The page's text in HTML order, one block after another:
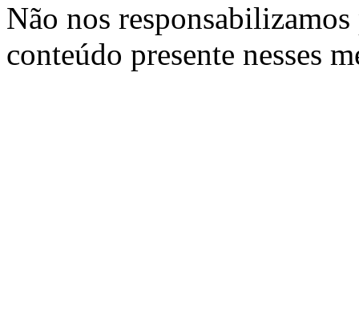
Não nos
conteúdo presente nesses